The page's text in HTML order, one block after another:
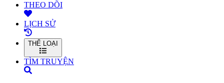
THEO DÕI
LỊCH SỬ
THỂ LOẠI
TÌM TRUYỆN